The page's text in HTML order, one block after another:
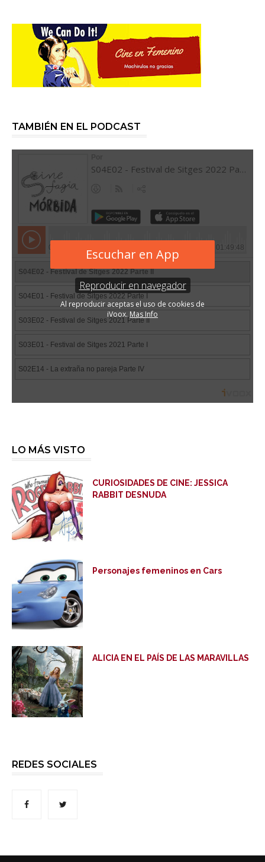
TAMBIÉN EN EL PODCAST
LO MÁS VISTO
CURIOSIDADES DE CINE: JESSICA
RABBIT DESNUDA
Personajes femeninos en Cars
ALICIA EN EL PAÍS DE LAS MARAVILLAS
REDES SOCIALES